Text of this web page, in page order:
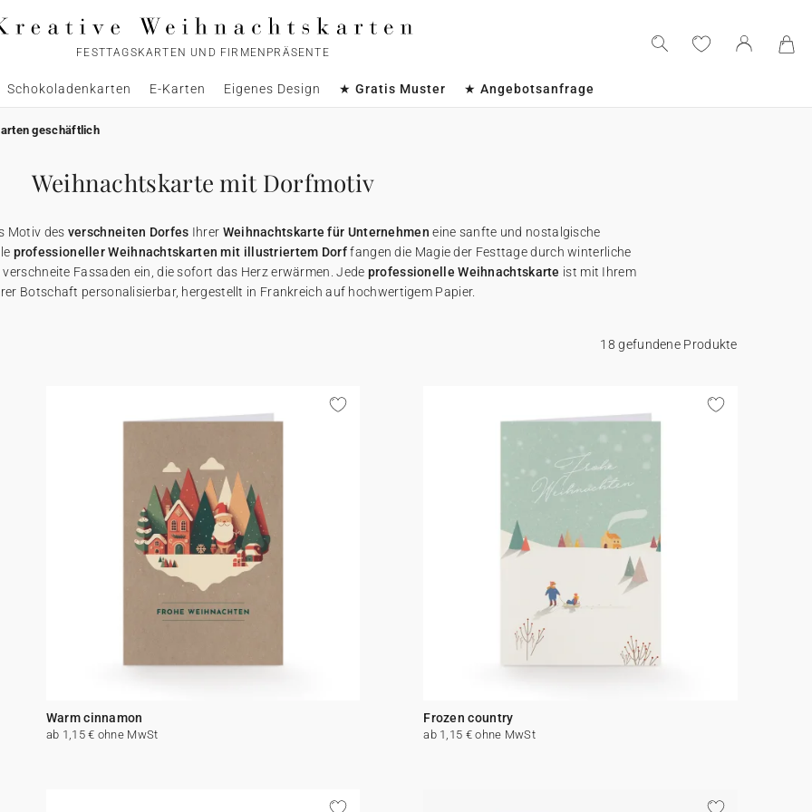
FESTTAGSKARTEN UND FIRMENPRÄSENTE
Schokoladenkarten E-Karten Eigenes Design ★ Gratis Muster ★ Angebotsanfrage
geschäftlich
Weihnachtskarte mit Dorfmotiv
Motiv des verschneiten Dorfes Ihrer Weihnachtskarte für Unternehmen eine sanfte und nostalgische
professioneller Weihnachtskarten mit illustriertem Dorffangen die Magie der Festtage durch winterliche
Fassaden ein, die sofort das Herz erwärmen. Jede professionelle Weihnachtskarte ist mit Ihrem
Botschaft personalisierbar, hergestellt in Frankreich auf hochwertigem Papier.
18 gefundene Produkte
Warm cinnamon
ab 1,15 € ohne MwSt
Frozen country
ab 1,15 € ohne MwSt